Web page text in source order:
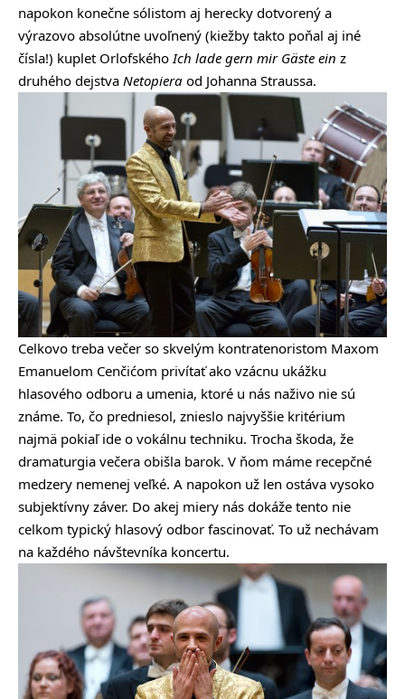
napokon konečne sólistom aj herecky dotvorený a
výrazovo absolútne uvoľnený (kiežby takto poňal aj iné
čísla!) kuplet Orlofského Ich lade gern mir Gäste ein z
druhého dejstva Netopiera od Johanna Straussa.
Celkovo treba večer so skvelým kontratenoristom Maxom
Emanuelom Cenčićom privítať ako vzácnu ukážku
hlasového odboru a umenia, ktoré u nás naživo nie sú
známe. To, čo predniesol, znieslo najvyššie kritérium
najmä pokiaľ ide o vokálnu techniku. Trocha škoda, že
dramaturgia večera obišla barok. V ňom máme recepčné
medzery nemenej veľké. A napokon už len ostáva vysoko
subjektívny záver. Do akej miery nás dokáže tento nie
celkom typický hlasový odbor fascinovať. To už nechávam
na každého návštevníka koncertu.